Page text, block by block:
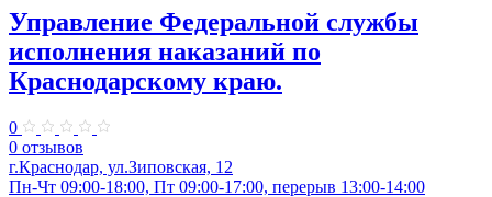
Управление Федеральной службы
исполнения наказаний по
Краснодарскому краю.
0
0 отзывов
г.Краснодар, ул.​Зиповская, 12
Пн-Чт 09:00-18:00, Пт 09:00-17:00, перерыв 13:00-14:00